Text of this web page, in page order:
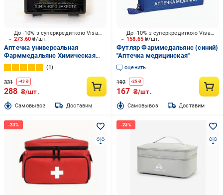
273.60₴/шт.
До -10% з суперкредиткою Visa Вигода
Аптечка универсальная
Фарммедальянс Химическая
защита
1
331 -43 ₴
288 ₴/шт.
Cамовывоз Доставим
158.65₴/шт.
До -10% з суперкредиткою Visa Вигода
Футляр Фарммедальянс (синий)
"Аптечка медицинская"
оценить
192 -25 ₴
167 ₴/шт.
Cамовывоз Доставим